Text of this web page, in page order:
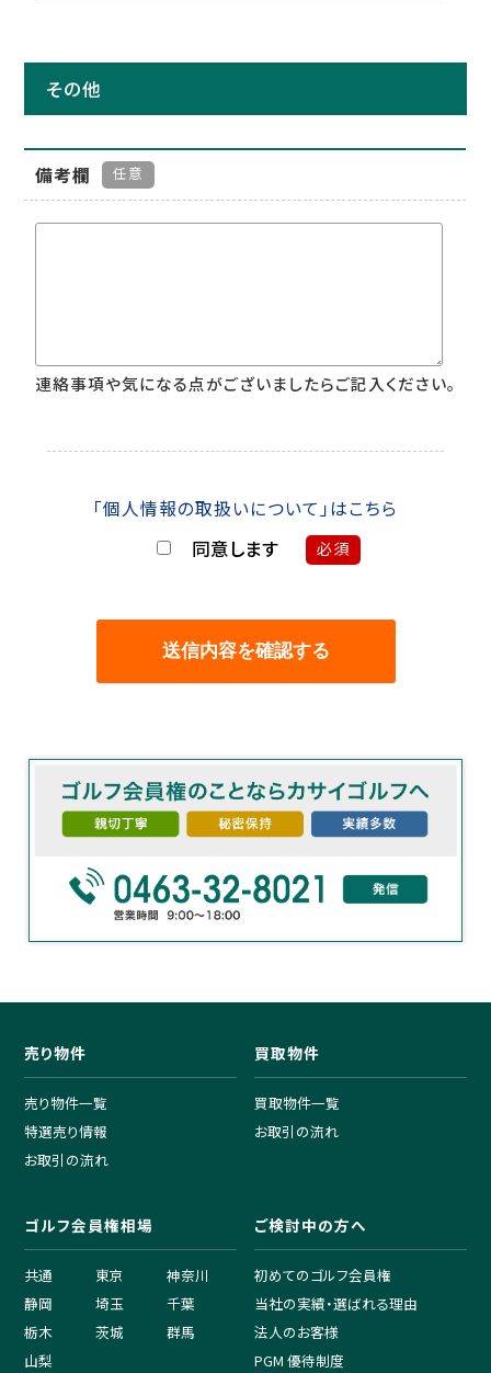
その他
備考欄 任意
連絡事項や気になる点がございましたらご記入ください。
「個人情報の取扱いについて」はこちら
同意します 必須
売り物件
売り物件一覧
特選売り情報
お取引の流れ
買取物件
買取物件一覧
お取引の流れ
ゴルフ会員権相場
共通 東京
神奈川
静岡
埼玉
千葉
栃木
茨城
群馬
山梨
ご検討中の方へ
初めてのゴルフ会員権
当社の実績・選ばれる理由
法人のお客様
PGM 優待制度